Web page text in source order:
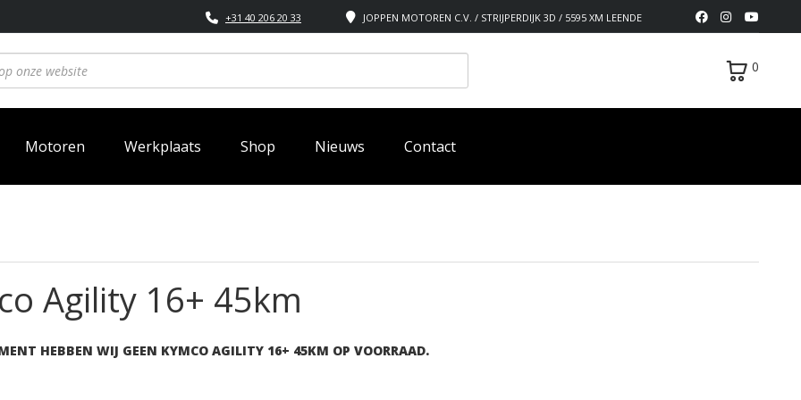
JOPPEN MOTOREN C.V. / STRIJPERDIJK 3D / 5595 XM LEENDE
+31 40 206 20 33
0
Motoren Werkplaats Shop Nieuws Contact
Agility 16+ 45km
HEBBEN WIJ GEEN KYMCO AGILITY 16+ 45KM OP VOORRAAD.